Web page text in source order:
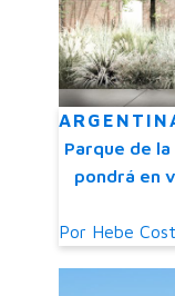
Parque de
pondrá en
Por Hebe